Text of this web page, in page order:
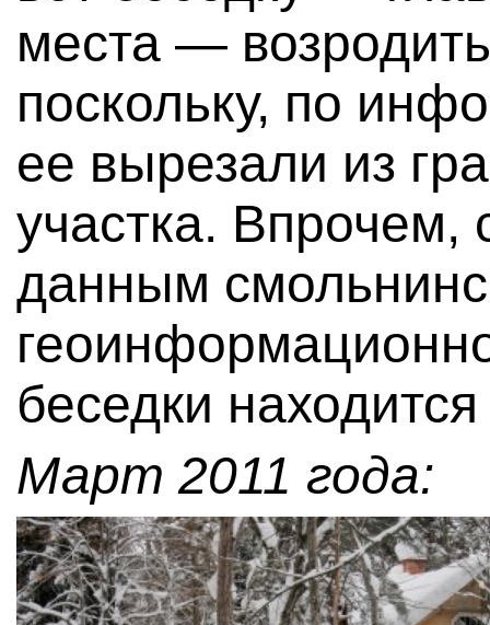
места —
поскольку, по
ее вырезали из
участка. Впрочем,
данным
беседки
Март 2011 года: